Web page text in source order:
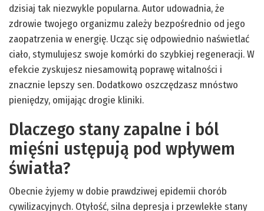
dzisiaj tak niezwykle popularna. Autor udowadnia, że
zdrowie twojego organizmu zależy bezpośrednio od jego
zaopatrzenia w energię. Ucząc się odpowiednio naświetlać
ciało, stymulujesz swoje komórki do szybkiej regeneracji. W
efekcie zyskujesz niesamowitą poprawę witalności i
znacznie lepszy sen. Dodatkowo oszczędzasz mnóstwo
pieniędzy, omijając drogie kliniki.
Dlaczego stany zapalne i ból
mięśni ustępują pod wpływem
światła?
Obecnie żyjemy w dobie prawdziwej epidemii chorób
cywilizacyjnych. Otyłość, silna depresja i przewlekłe stany